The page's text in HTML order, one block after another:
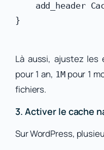
add_header
Là aussi, ajustez
pour 1 an, 1Mpour 1
fichiers.
3. Activer le cache
Sur WordPress,